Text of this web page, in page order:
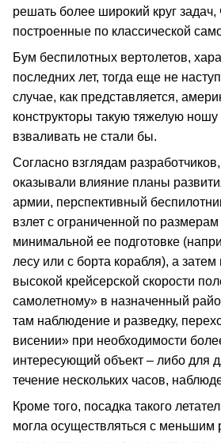
решать более широкий круг задач,
построенные по классической
Бум беспилотных вертолетов,
последних лет, тогда еще не
случае, как представляется,
конструкторы такую тяжелую ношу
взваливать не стали бы.
Согласно взглядам
оказывали влияние планы
армии, перспективный
взлет с ограниченной по
минимальной ее подготовке
лесу или с борта корабля), а
высокой крейсерской скорости
самолетному» в назначенный
там наблюдение и разведку,
висении» при необходимости
интересующий объект – либо для
течение нескольких часов,
Кроме того, посадка такого
могла осуществляться с меньшим